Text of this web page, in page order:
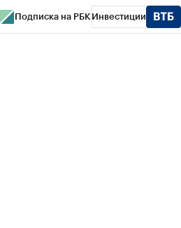
Подписка на РБК Инвестиции